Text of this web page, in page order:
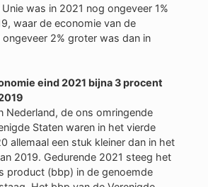
was in 2021 nog ongeveer 1%
waar de economie van de
ongeveer 2% groter was dan in
eind 2021 bijna 3 procent
Nederland, de ons omringende
Staten waren in het vierde
allemaal een stuk kleiner dan in het
2019. Gedurende 2021 steeg het
product (bbp) in de genoemde